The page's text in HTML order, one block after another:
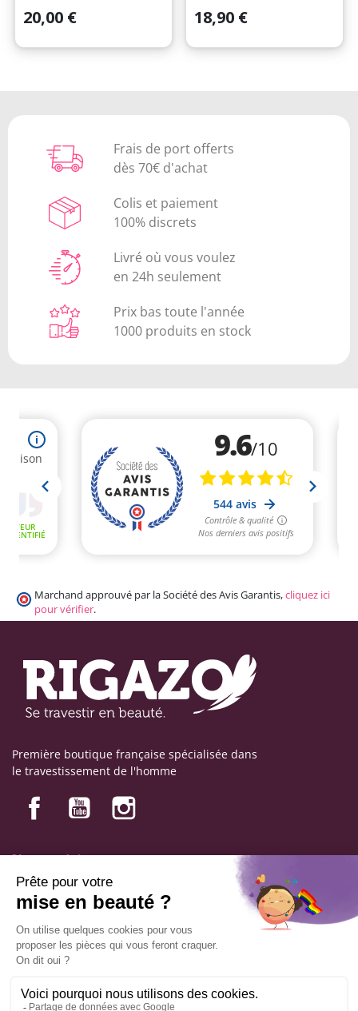
Prix
20,00 €
Prix
18,90 €
Frais de port offerts
dès 70€ d'achat
Colis et paiement
100% discrets
Livré où vous voulez
en 24h seulement
Prix bas toute l'année
1000 produits en stock
Marchand approuvé par la Société des Avis Garantis,cliquez ici
pour vérifier.
Première boutique française spécialisée dans
le travestissement de l'homme
Nos produits
Nos engagements
Informations
Mentions légales
© Copyright Labophyto